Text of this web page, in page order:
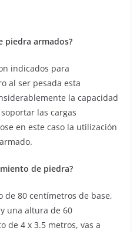
piedra armados?
indicados para
al ser pesada esta
la capacidad
las cargas
en este caso la utilización
de piedra?
80 centímetros de base,
una altura de 60
de 4 x 3.5 metros, vas a